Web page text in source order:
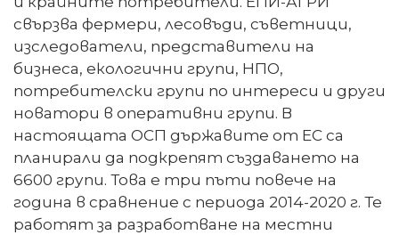
свързва фермери, лесовъди, съветници,
изследователи, представители на
бизнеса, екологични групи, НПО,
потребителски групи по интереси и други
новатори в оперативни групи. В
настоящата ОСП държавите от ЕС са
планирали да подкрепят създаването на
6600 групи. Това е три пъти повече на
година в сравнение с периода 2014-2020 г. Те
работят за разработване на местни